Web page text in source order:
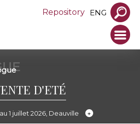
Repository ENG
D'ETÉ
1 juillet 2026, Deauville